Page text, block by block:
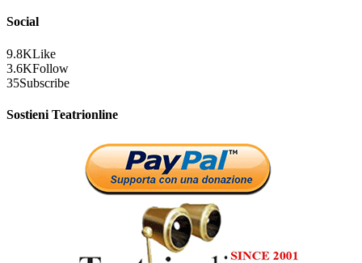
Social
9.8KLike
3.6KFollow
35Subscribe
Sostieni Teatrionline